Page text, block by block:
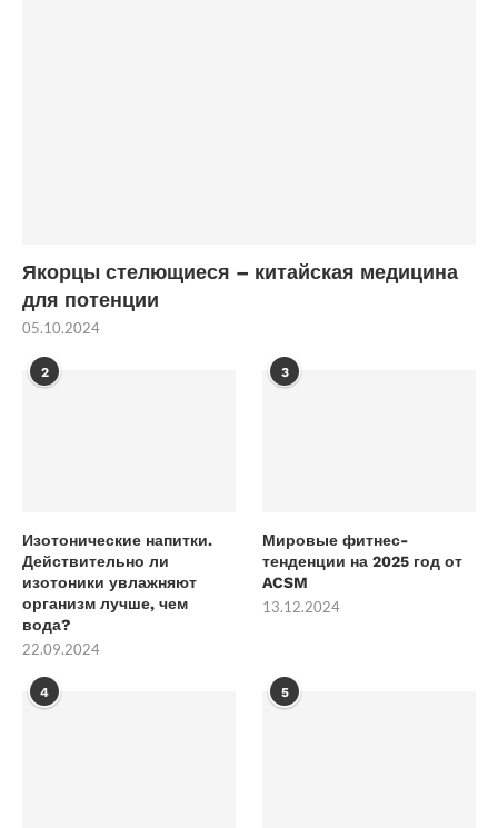
Якорцы стелющиеся – китайская медицина
для потенции
05.10.2024
2
Изотонические напитки.
Действительно ли
изотоники увлажняют
организм лучше, чем
вода?
22.09.2024
3
Мировые фитнес-
тенденции на 2025 год от
ACSM
13.12.2024
4 5